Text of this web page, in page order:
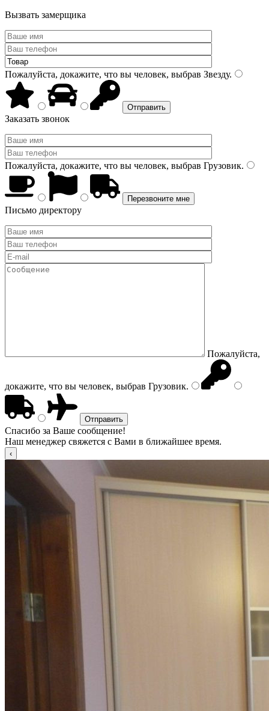
Вызвать замерщика
Пожалуйста, докажите, что вы человек, выбрав Звезду.
Заказать звонок
Пожалуйста, докажите, что вы человек, выбрав Грузовик.
Письмо директору
Пожалуйста,
докажите, что вы человек, выбрав Грузовик.
Спасибо за Ваше сообщение!
Наш менеджер свяжется с Вами в ближайшее время.